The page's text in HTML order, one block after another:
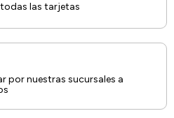
las tarjetas
por nuestras sucursales a